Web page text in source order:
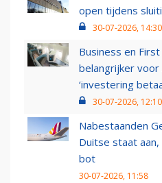
open tijdens
30-07-2026, 14:30
Business en
belangrijker voor
‘investering
30-07-2026, 12:10
Nabestaanden
Duitse staat
bot
30-07-2026, 11:58